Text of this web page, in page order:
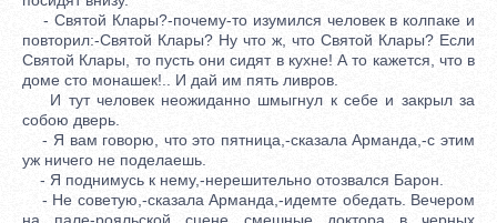
- Святой Клары?-почему-то изумился человек в колпаке и
повторил:-Святой Клары? Ну что ж, что Святой Клары? Если
Святой Клары, то пусть они сидят в кухне! А то кажется, что в
доме сто монашек!.. И дай им пять ливров.
И тут человек неожиданно шмыгнул к себе и закрыл за
собою дверь.
- Я вам говорю, что это пятница,-сказала Арманда,-с этим
уж ничего не поделаешь.
- Я поднимусь к нему,-нерешительно отозвался Барон.
- Не советую,-сказала Арманда,-идемте обедать. Вечером
на пале-рояльской сцене смешные доктора в черных